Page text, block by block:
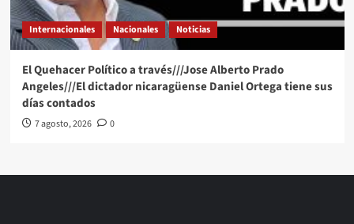
Internacionales Nacionales Noticias
El Quehacer Político a través///Jose Alberto Prado
Angeles///El dictador nicaragüense Daniel Ortega tiene sus
días contados
7 agosto, 2026 0